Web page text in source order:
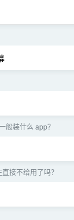
般装什么 app？
接不给用了吗？